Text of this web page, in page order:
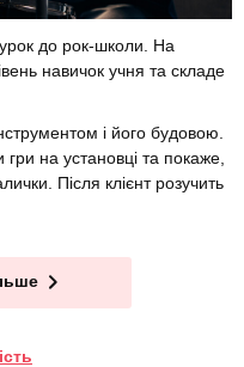
урок до рок-школи. На
навичок учня та складе
і його будовою.
на установці та покаже,
Після клієнт розучить